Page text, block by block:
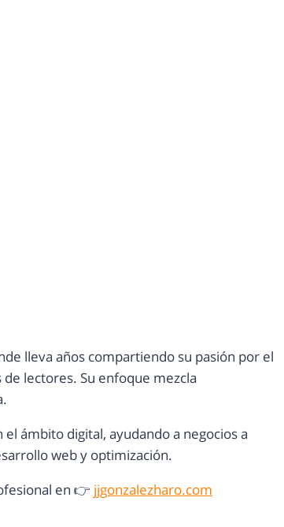
lleva años compartiendo su pasión por el
lectores. Su enfoque mezcla
ámbito digital, ayudando a negocios a
web y optimización.
en 👉 jjgonzalezharo.com